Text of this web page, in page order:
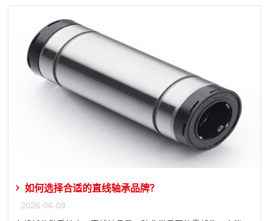
如何选择合适的直线轴承品牌？
2026-06-09